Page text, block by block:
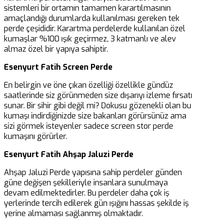
sistemleri bir ortamın tamamen karartılmasının
amaçlandığı durumlarda kullanılması gereken tek
perde çeşididir. Karartma perdelerde kullanılan özel
kumaşlar %100 ışık geçirmez, 3 katmanlı ve alev
almaz özel bir yapıya sahiptir.
Esenyurt Fatih Screen Perde
En belirgin ve öne çıkan özelliği özellikle gündüz
saatlerinde siz görünmeden size dışarıyı izleme fırsatı
sunar. Bir sihir gibi değil mi? Dokusu gözenekli olan bu
kumaşı indirdiğinizde size bakanları görürsünüz ama
sizi görmek isteyenler sadece screen stor perde
kumaşını görürler.
Esenyurt Fatih Ahşap Jaluzi Perde
Ahşap Jaluzi Perde yapısına sahip perdeler günden
güne değişen şekilleriyle insanlara sunulmaya
devam edilmektedirler. Bu perdeler daha çok iş
yerlerinde tercih edilerek gün ışığını hassas şekilde iş
yerine almaması sağlanmış olmaktadır.